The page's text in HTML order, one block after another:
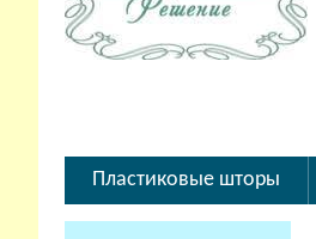
Пластиковые шторы